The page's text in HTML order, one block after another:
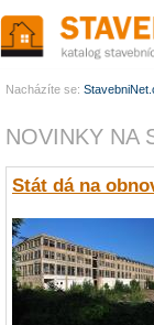
NOVINKY NA
Stát dá na
Nacházíte se: